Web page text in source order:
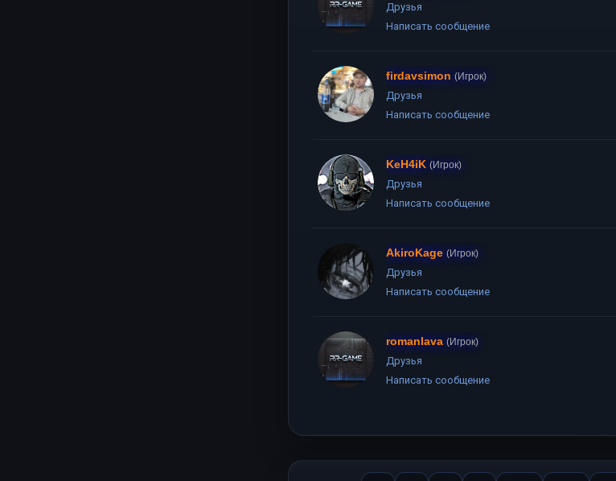
Друзья
Написать сообщение
firdavsimon (Игрок)
Друзья
Написать сообщение
KeH4iK (Игрок)
Друзья
Написать сообщение
AkiroKage (Игрок)
Друзья
Написать сообщение
romanlava (Игрок)
Друзья
Написать сообщение